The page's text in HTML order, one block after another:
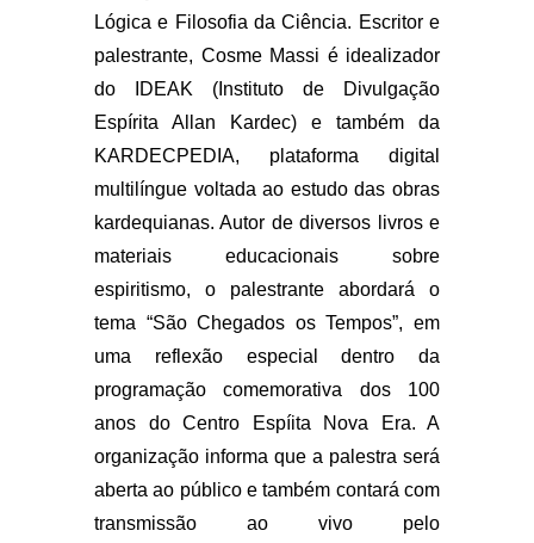
Lógica e Filosofia da Ciência. Escritor e
palestrante, Cosme Massi é idealizador
do IDEAK (Instituto de Divulgação
Espírita Allan Kardec) e também da
KARDECPEDIA, plataforma digital
multilíngue voltada ao estudo das obras
kardequianas. Autor de diversos livros e
materiais educacionais sobre
espiritismo, o palestrante abordará o
tema “São Chegados os Tempos”, em
uma reflexão especial dentro da
programação comemorativa dos 100
anos do Centro Espíita Nova Era. A
organização informa que a palestra será
aberta ao público e também contará com
transmissão ao vivo pelo